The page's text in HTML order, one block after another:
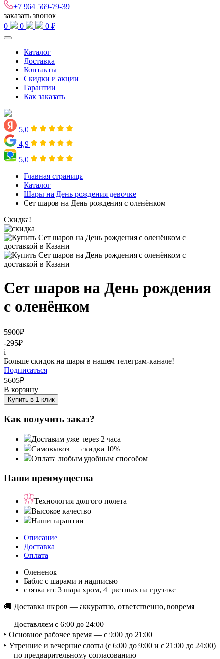
+7 964 569-79-39
заказать звонок
0
0 0 ₽
Каталог
Доставка
Контакты
Скидки и акции
Гарантии
Как заказать
5,0
4,9
5,0
Главная страница
Каталог
Шары на День рождения девочке
Сет шаров на День рождения с оленёнком
Скидка!
Сет шаров на День рождения
с оленёнком
5900₽
-295₽
i
Больше скидок на шары в нашем телеграм-канале!
Подписаться
5605₽
В корзину
Купить в 1 клик
Как получить заказ?
Доставим уже через 2 часа
Самовывоз — скидка 10%
Оплата любым удобным способом
Наши преимущества
Технология долгого полета
Высокое качество
Наши гарантии
Описание
Доставка
Оплата
Олененок
Баблс с шарами и надписью
связка из: 3 шара хром, 4 цветных на грузике
🚚 Доставка шаров — аккуратно, ответственно, вовремя
— Доставляем с 6:00 до 24:00
‣ Основное рабочее время — с 9:00 до 21:00
‣ Утренние и вечерние слоты (с 6:00 до 9:00 и с 21:00 до 24:00)
— по предварительному согласованию